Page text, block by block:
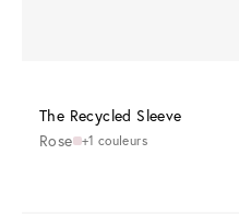
The Recycled Sleeve
Rose +1 couleurs